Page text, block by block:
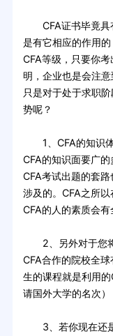
CFA证书毕竟具
是有它相应的作用
CFA等级，只要你
明，企业也是会注
只是对于处于求职
势呢？
1、CFA的知识体
CFA的知识面要广
CFA考试出题的套
涉及的。CFA之所以
CFA的人的素质会有
2、另外对于您将
CFA合作的院校全
生的课程就是利用
请国外大学的名次）
3、若你现在还是